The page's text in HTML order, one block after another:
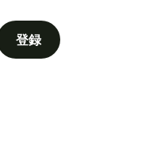
登録